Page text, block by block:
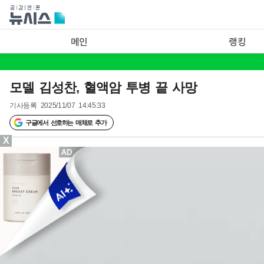
메인 랭킹
모델 김성찬, 혈액암 투병 끝 사망
기사등록 2025/11/07 14:45:33
구글에서 선호하는 매체로 추가
X